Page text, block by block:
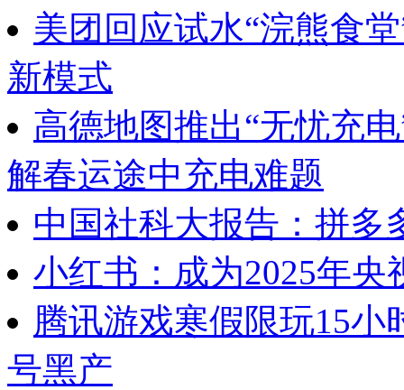
美团回应试水“浣熊食
新模式
高德地图推出“无忧充
解春运途中充电难题
中国社科大报告：拼多
小红书：成为2025年央
腾讯游戏寒假限玩15小
号黑产